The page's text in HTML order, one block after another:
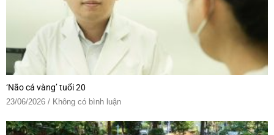
‘Não cá vàng’ tuổi 20
23/06/2026 Không có bình luận